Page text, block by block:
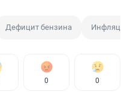
Дефицит бензина Инфляция
0 0